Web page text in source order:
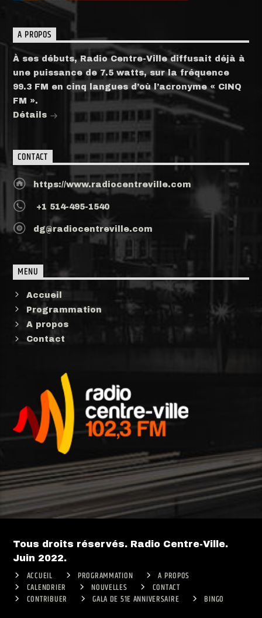
A PROPOS
À ses débuts, Radio Centre-Ville diffusait déjà à
une puissance de 7.5 watts, sur la fréquence
99.3 FM en cinq langues d’où l’acronyme « CINQ
FM ».
Détails
CONTACT
https://www.radiocentreville.com
+1 514-495-1540
dg@radiocentreville.com
MENU
Accueil
Programmation
A propos
Contact
Tous droits réservés. Radio Centre-Ville.
Juin 2022.
ACCUEIL PROGRAMMATION
A PROPOS
CALENDRIER
NOUVELLES
CONTACT
CONTRIBUER
GALA DE 51E ANNIVERSAIRE BINGO